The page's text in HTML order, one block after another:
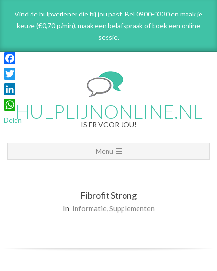
content
Vind de hulpverlener die bij jou past. Bel 0900-0330 en maak je
keuze (€0,70 p/min), maak een belafspraakof boek een online
sessie.
HULPLIJNONLINE.NL
IS ER VOOR JOU!
Navigation
Menu
Menu
Fibrofit Strong
In Informatie,Supplementen
Facebook
Twitter
LinkedIn
WhatsApp
Delen